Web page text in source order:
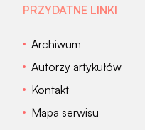
PRZYDATNE LINKI
Archiwum
Autorzy artykułów
Kontakt
Mapa serwisu